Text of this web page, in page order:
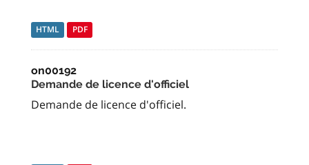
HTML PDF
on00192
Demande de licence d'officiel
Demande de licence d'officiel.